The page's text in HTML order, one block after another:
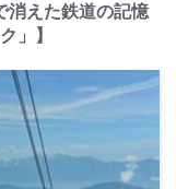
消えた鉄道の記憶
」】